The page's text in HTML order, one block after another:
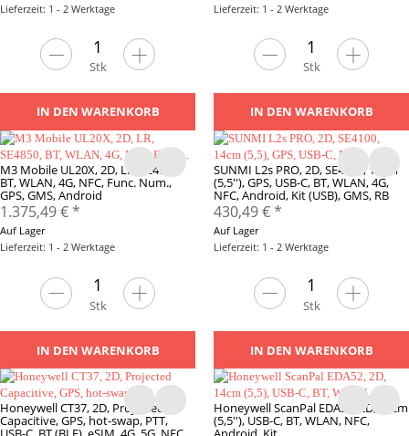
Lieferzeit: 1 - 2 Werktage
Stk
IN DEN WARENKORB
Lieferzeit: 1 - 2 Werktage
Stk
IN DEN WARENKORB
M3 Mobile UL20X, 2D, LR, SE4850,
BT, WLAN, 4G, NFC, Func. Num.,
GPS, GMS, Android
1.375,49 €*
Auf Lager
Lieferzeit: 1 - 2 Werktage
Stk
IN DEN WARENKORB
SUNMI L2s PRO, 2D, SE4100, 14cm
(5,5''), GPS, USB-C, BT, WLAN, 4G,
NFC, Android, Kit (USB), GMS, RB
430,49 €*
Auf Lager
Lieferzeit: 1 - 2 Werktage
Stk
IN DEN WARENKORB
Honeywell CT37, 2D, Projected
Capacitive, GPS, hot-swap, PTT,
Honeywell ScanPal EDA52, 2D, 14cm
(5,5''), USB-C, BT, WLAN, NFC,